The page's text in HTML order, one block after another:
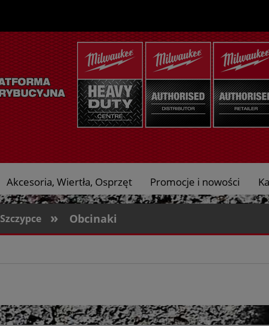
Akcesoria, Wiertła, Osprzęt Promocje i nowości
Szczypce » Obcinaki